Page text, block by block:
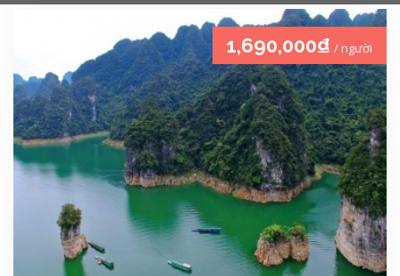
1,690,000₫ / người